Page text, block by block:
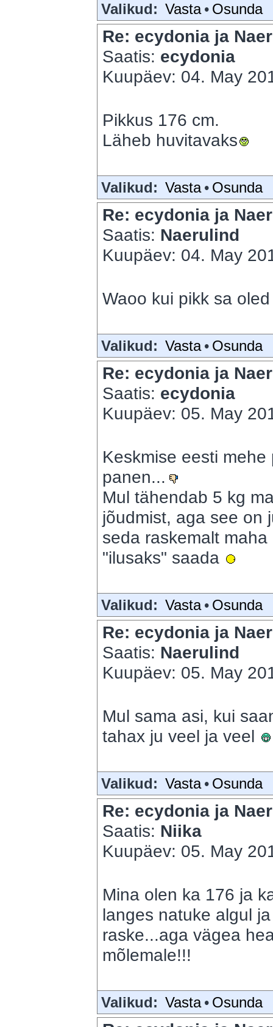
Valikud: Vasta • Osunda
Re: ecydonia ja
Saatis: ecydonia
Kuupäev: 04. May
Pikkus 176 cm.
Läheb huvitavaks
Valikud: Vasta • Osunda
Re: ecydonia ja
Saatis: Naerulind
Kuupäev: 04. May
Waoo kui pikk sa
Valikud: Vasta • Osunda
Re: ecydonia ja
Saatis: ecydonia
Kuupäev: 05. May
Keskmise eesti
panen...
Mul tähendab 5 kg
jõudmist, aga see on
seda raskemalt
"ilusaks" saada
Valikud: Vasta • Osunda
Re: ecydonia ja
Saatis: Naerulind
Kuupäev: 05. May
Mul sama asi, kui
tahax ju veel ja veel
Valikud: Vasta • Osunda
Re: ecydonia ja
Saatis: Niika
Kuupäev: 05. May
Mina olen ka 176 ja
langes natuke algul
raske...aga vägea
mõlemale!!!
Valikud: Vasta • Osunda